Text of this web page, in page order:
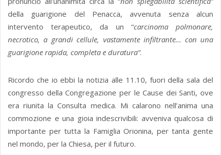
della guarigione del Penacca, avvenuta senza alcun
intervento terapeutico, da un “carcinoma polmonare,
necrotico, a grandi cellule, vastamente infiltrante… con una
guarigione rapida, completa e duratura”.
Ricordo che io ebbi la notizia alle 11.10, fuori della sala del
congresso della Congregazione per le Cause dei Santi, ove
era riunita la Consulta medica. Mi calarono nell’anima una
commozione e una gioia indescrivibili: avveniva qualcosa di
importante per tutta la Famiglia Orionina, per tanta gente
nel mondo, per la Chiesa, per il futuro.